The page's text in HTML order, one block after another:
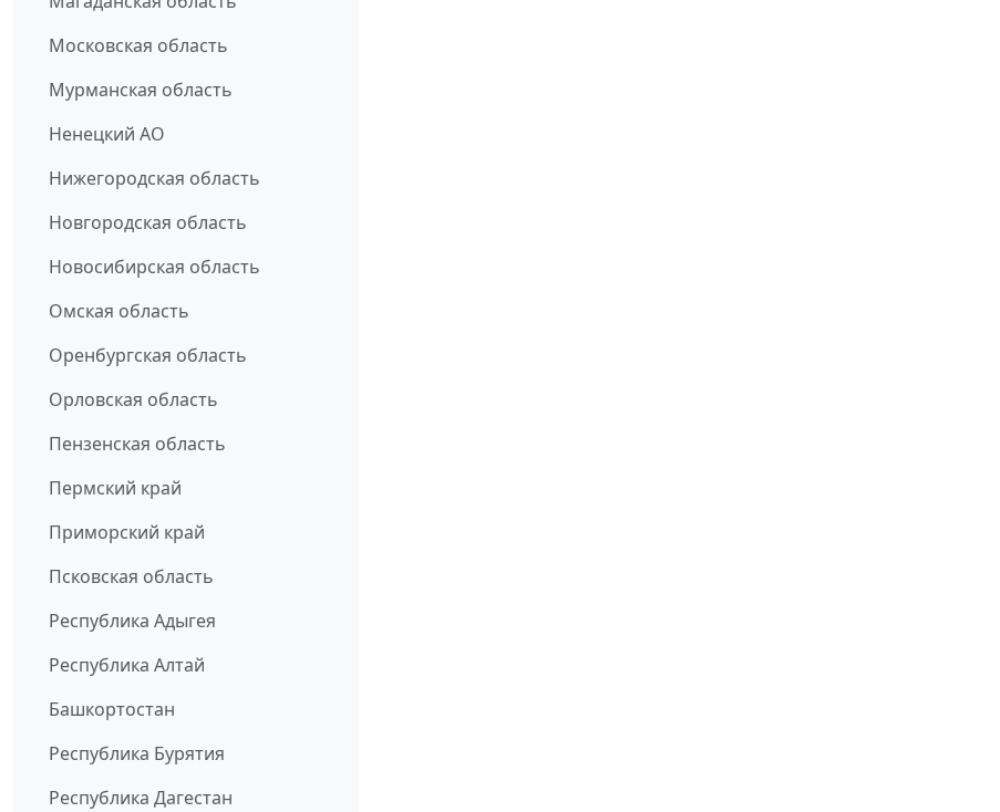
Московская область
Мурманская область
Ненецкий АО
Нижегородская область
Новгородская область
Новосибирская область
Омская область
Оренбургская область
Орловская область
Пензенская область
Пермский край
Приморский край
Псковская область
Республика Адыгея
Республика Алтай
Башкортостан
Республика Бурятия
Республика Дагестан